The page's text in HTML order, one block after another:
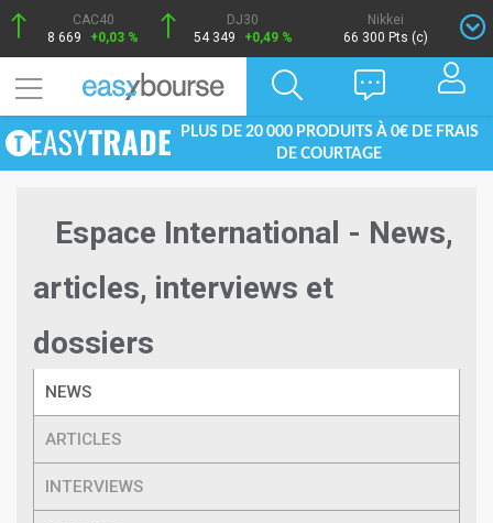
CAC40
8 669
+0,03 %
DJ30
54 349
+0,49 %
Nikkei
66 300 Pts (c)
PLUS DE 20 000 PRODUITS À 0€ DE FRAIS
DE COURTAGE
Espace International - News,
articles, interviews et
dossiers
NEWS
ARTICLES
INTERVIEWS